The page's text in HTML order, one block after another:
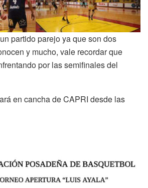
partido parejo ya que son dos
y mucho, vale recordar que
por las semifinales del
en cancha de CAPRI desde las